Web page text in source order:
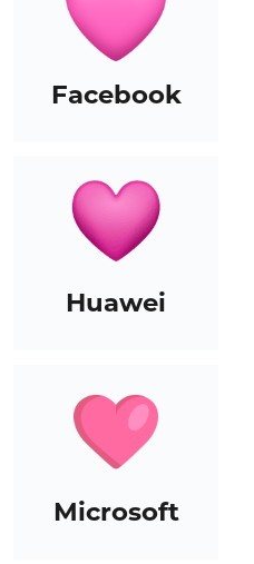
Facebook
Huawei
Microsoft